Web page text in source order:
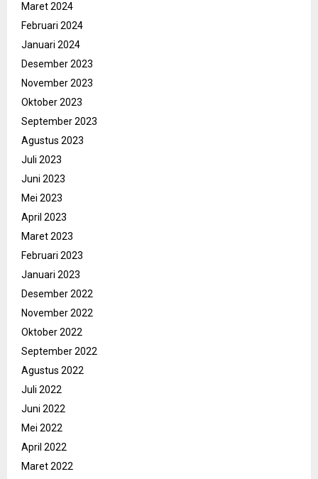
Maret 2024
Februari 2024
Januari 2024
Desember 2023
November 2023
Oktober 2023
September 2023
Agustus 2023
Juli 2023
Juni 2023
Mei 2023
April 2023
Maret 2023
Februari 2023
Januari 2023
Desember 2022
November 2022
Oktober 2022
September 2022
Agustus 2022
Juli 2022
Juni 2022
Mei 2022
April 2022
Maret 2022